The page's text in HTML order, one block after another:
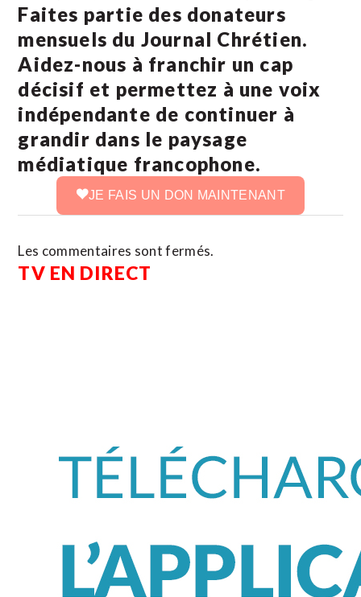
Faites partie des donateurs
mensuels du Journal Chrétien.
Aidez-nous à franchir un cap
décisif et permettez à une voix
indépendante de continuer à
grandir dans le paysage
médiatique francophone.
JE FAIS UN DON MAINTENANT
Les commentaires sont fermés.
TV EN DIRECT